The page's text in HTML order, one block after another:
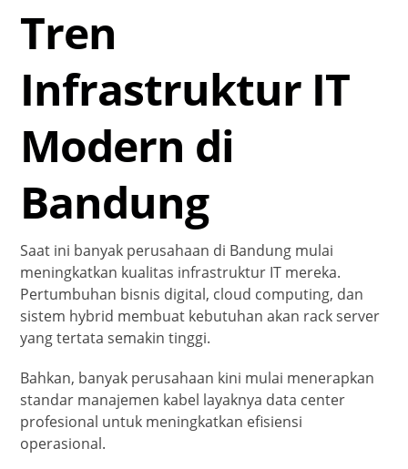
Tren
Infrastruktur IT
Modern di
Bandung
Saat ini banyak perusahaan di Bandung mulai
meningkatkan kualitas infrastruktur IT mereka.
Pertumbuhan bisnis digital, cloud computing, dan
sistem hybrid membuat kebutuhan akan rack server
yang tertata semakin tinggi.
Bahkan, banyak perusahaan kini mulai menerapkan
standar manajemen kabel layaknya data center
profesional untuk meningkatkan efisiensi
operasional.